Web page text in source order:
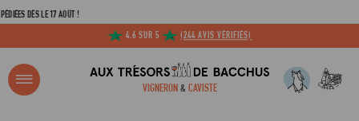
LE 17 AOÛT !
4,6 SUR 5
(244 AVIS VÉRIFIÉS)
VIGNERON& CAVISTE
?